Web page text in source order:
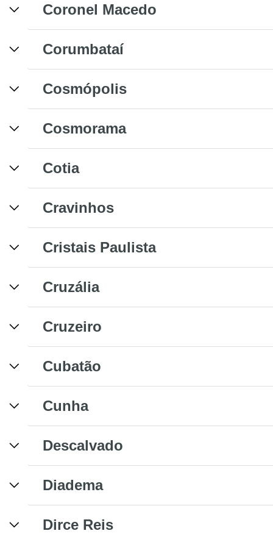
Coronel Macedo
Corumbataí
Cosmópolis
Cosmorama
Cotia
Cravinhos
Cristais Paulista
Cruzália
Cruzeiro
Cubatão
Cunha
Descalvado
Diadema
Dirce Reis